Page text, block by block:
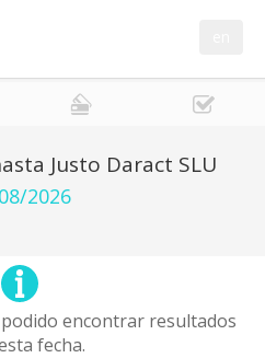
Justo Daract SLU
2026
encontrar resultados
fecha.